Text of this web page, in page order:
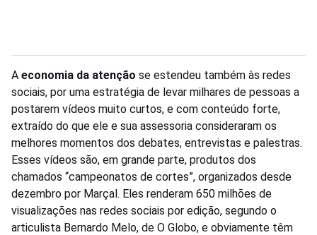
A economia da atenção se estendeu também às redes
sociais, por uma estratégia de levar milhares de pessoas a
postarem vídeos muito curtos, e com conteúdo forte,
extraído do que ele e sua assessoria consideraram os
melhores momentos dos debates, entrevistas e palestras.
Esses vídeos são, em grande parte, produtos dos
chamados “campeonatos de cortes”, organizados desde
dezembro por Marçal. Eles renderam 650 milhões de
visualizações nas redes sociais por edição, segundo o
articulista Bernardo Melo, de O Globo, e obviamente têm